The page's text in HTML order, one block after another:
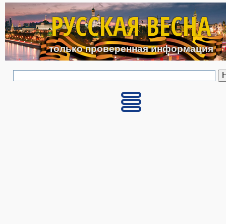
Перейти к основному
РУССКАЯ ВЕСНА
только проверенная информация